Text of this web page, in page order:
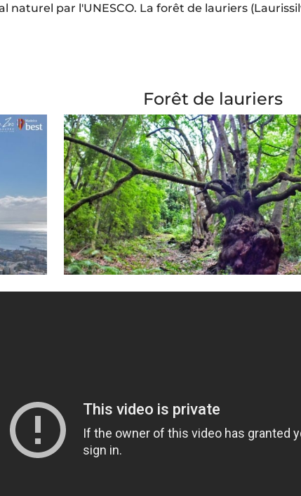
par l'UNESCO. La forêt de lauriers
Forêt de lauriers